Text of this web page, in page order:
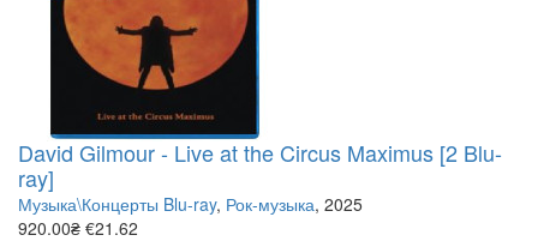
David Gilmour - Live at the Circus Maximus [2 Blu-
ray]
Музыка\Концерты Blu-ray, Рок-музыка, 2025
920.00₴ €21.62